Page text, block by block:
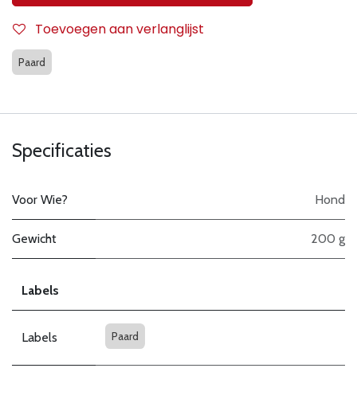
Toevoegen aan verlanglijst
Paard
Specificaties
Voor Wie? Hond
Gewicht 200 g
Labels
Labels Paard